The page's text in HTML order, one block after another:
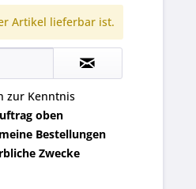
Artikel lieferbar ist.
zur Kenntnis
oben
Bestellungen
Zwecke